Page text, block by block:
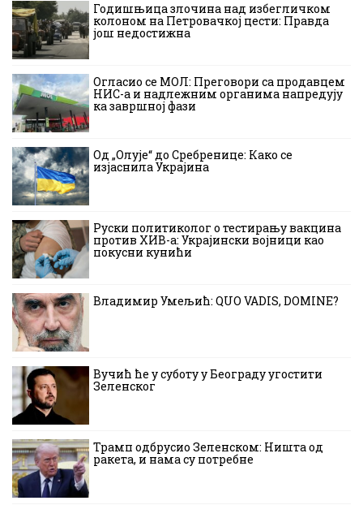
Годишњица злочина над избегличком
колоном на Петровачкој цести: Правда
још недостижна
Огласио се МОЛ: Преговори са продавцем
НИС-а и надлежним органима напредују
ка завршној фази
Од „Олује“ до Сребренице: Како се
изјаснила Украјина
Руски политиколог о тестирању вакцина
против ХИВ-а: Украјински војници као
покусни кунићи
Владимир Умељић: QUO VADIS, DOMINE?
Вучић ће у суботу у Београду угостити
Зеленског
Трамп одбрусио Зеленском: Ништа од
ракета, и нама су потребне